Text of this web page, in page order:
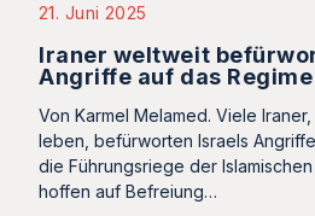
21. Juni 2025
Iraner weltweit
Angriffe auf das
Von Karmel Melamed. Viele
leben, befürworten Israels
die Führungsriege der
hoffen auf Befreiung…